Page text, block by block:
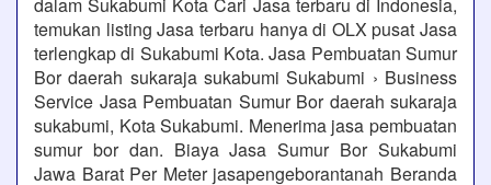
temukan listing Jasa terbaru hanya di OLX pusat Jasa
terlengkap di Sukabumi Kota. Jasa Pembuatan Sumur
Bor daerah sukaraja sukabumi Sukabumi › Business
Service Jasa Pembuatan Sumur Bor daerah sukaraja
sukabumi, Kota Sukabumi. Menerima jasa pembuatan
sumur bor dan. Biaya Jasa Sumur Bor Sukabumi
Jawa Barat Per Meter jasapengeborantanah Beranda